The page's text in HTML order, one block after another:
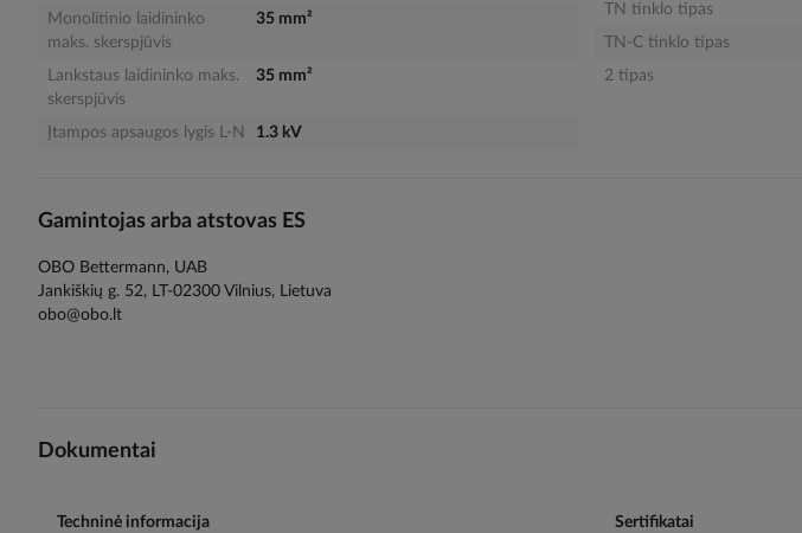
Monolitinio laidininko
maks. skerspjūvis
35 mm²
Lankstaus laidininko maks.
skerspjūvis
35 mm²
Įtampos apsaugos lygis L-N 1.3 kV
TN tinklo tipas
TN-C tinklo tipas
2 tipas
Gamintojas arba atstovas ES
OBO Bettermann, UAB
Jankiškių g. 52, LT-02300 Vilnius, Lietuva
obo@obo.lt
Dokumentai
Techninė informacija Sertifikatai